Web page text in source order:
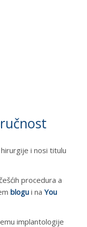
i nosi titulu
procedura a
blogu i na You
implantologije